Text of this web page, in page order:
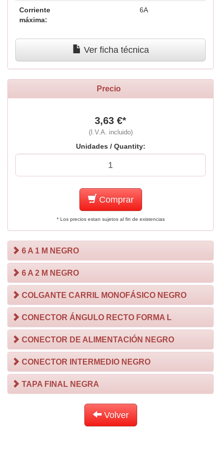
Corriente
máxima:
6A
Ver ficha técnica
Precio
3,63 €*
(I.V.A. incluido)
Unidades / Quantity:
Comprar
* Los precios estan sujetos al fin de existencias
6 A 1 M NEGRO
6 A 2 M NEGRO
COLGANTE CARRIL MONOFÁSICO NEGRO
CONECTOR ÁNGULO RECTO FORMA L
CONECTOR DE ALIMENTACIÓN NEGRO
CONECTOR INTERMEDIO NEGRO
TAPA FINAL NEGRA
Volver